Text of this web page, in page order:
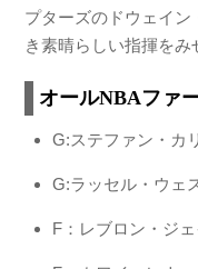
プターズのドウェイ
き素晴らしい指揮をみ
オールNBAファ
G:ステファン・カ
G:ラッセル・ウェ
F：レブロン・ジ